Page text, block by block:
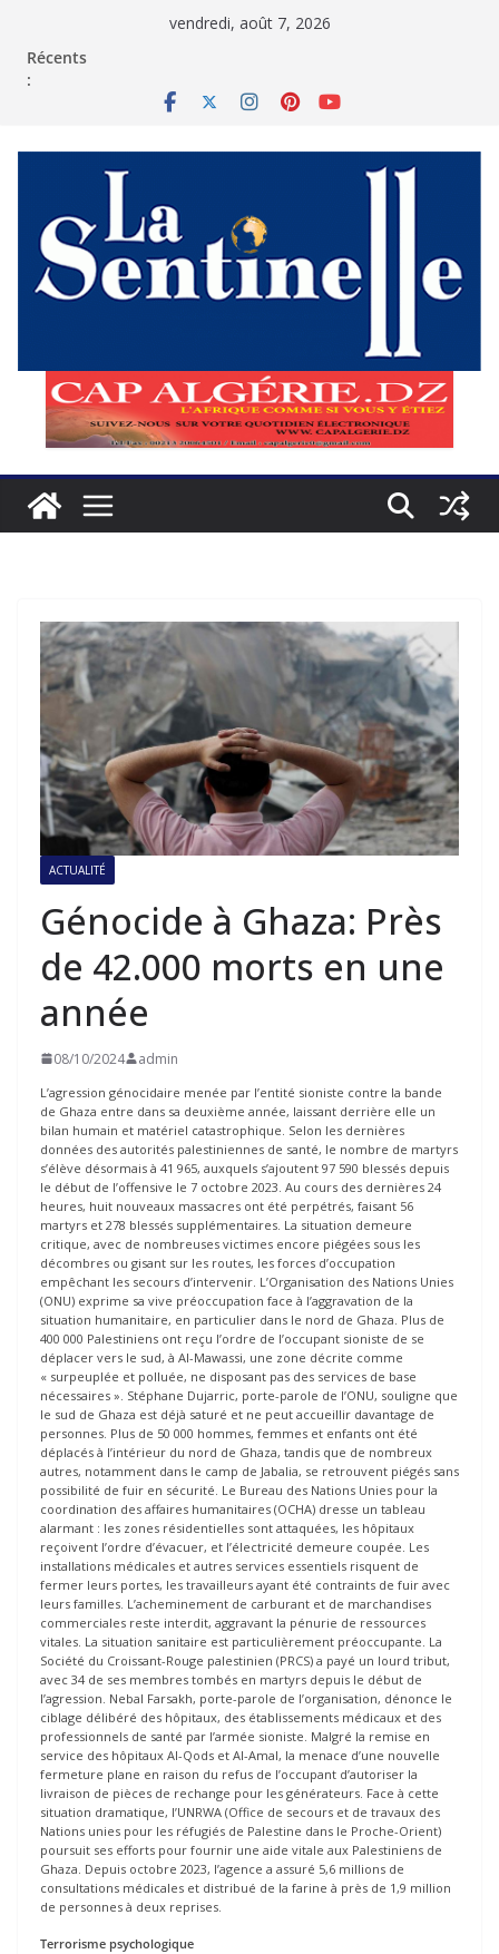
vendredi, août 7, 2026
Récents
:
ACTUALITÉ
Génocide à Ghaza: Près
de 42.000 morts en une
année
08/10/2024 admin
L’agression génocidaire menée par l’entité sioniste contre la bande
de Ghaza entre dans sa deuxième année, laissant derrière elle un
bilan humain et matériel catastrophique. Selon les dernières
données des autorités palestiniennes de santé, le nombre de martyrs
s’élève désormais à 41 965, auxquels s’ajoutent 97 590 blessés depuis
le début de l’offensive le 7 octobre 2023. Au cours des dernières 24
heures, huit nouveaux massacres ont été perpétrés, faisant 56
martyrs et 278 blessés supplémentaires. La situation demeure
critique, avec de nombreuses victimes encore piégées sous les
décombres ou gisant sur les routes, les forces d’occupation
empêchant les secours d’intervenir. L’Organisation des Nations Unies
(ONU) exprime sa vive préoccupation face à l’aggravation de la
situation humanitaire, en particulier dans le nord de Ghaza. Plus de
400 000 Palestiniens ont reçu l’ordre de l’occupant sioniste de se
déplacer vers le sud, à Al-Mawassi, une zone décrite comme
« surpeuplée et polluée, ne disposant pas des services de base
nécessaires ». Stéphane Dujarric, porte-parole de l’ONU, souligne que
le sud de Ghaza est déjà saturé et ne peut accueillir davantage de
personnes. Plus de 50 000 hommes, femmes et enfants ont été
déplacés à l’intérieur du nord de Ghaza, tandis que de nombreux
autres, notamment dans le camp de Jabalia, se retrouvent piégés sans
possibilité de fuir en sécurité. Le Bureau des Nations Unies pour la
coordination des affaires humanitaires (OCHA) dresse un tableau
alarmant : les zones résidentielles sont attaquées, les hôpitaux
reçoivent l’ordre d’évacuer, et l’électricité demeure coupée. Les
installations médicales et autres services essentiels risquent de
fermer leurs portes, les travailleurs ayant été contraints de fuir avec
leurs familles. L’acheminement de carburant et de marchandises
commerciales reste interdit, aggravant la pénurie de ressources
vitales. La situation sanitaire est particulièrement préoccupante. La
Société du Croissant-Rouge palestinien (PRCS) a payé un lourd tribut,
avec 34 de ses membres tombés en martyrs depuis le début de
l’agression. Nebal Farsakh, porte-parole de l’organisation, dénonce le
ciblage délibéré des hôpitaux, des établissements médicaux et des
professionnels de santé par l’armée sioniste. Malgré la remise en
service des hôpitaux Al-Qods et Al-Amal, la menace d’une nouvelle
fermeture plane en raison du refus de l’occupant d’autoriser la
livraison de pièces de rechange pour les générateurs. Face à cette
situation dramatique, l’UNRWA (Office de secours et de travaux des
Nations unies pour les réfugiés de Palestine dans le Proche-Orient)
poursuit ses efforts pour fournir une aide vitale aux Palestiniens de
Ghaza. Depuis octobre 2023, l’agence a assuré 5,6 millions de
consultations médicales et distribué de la farine à près de 1,9 million
de personnes à deux reprises.
Terrorisme psychologique